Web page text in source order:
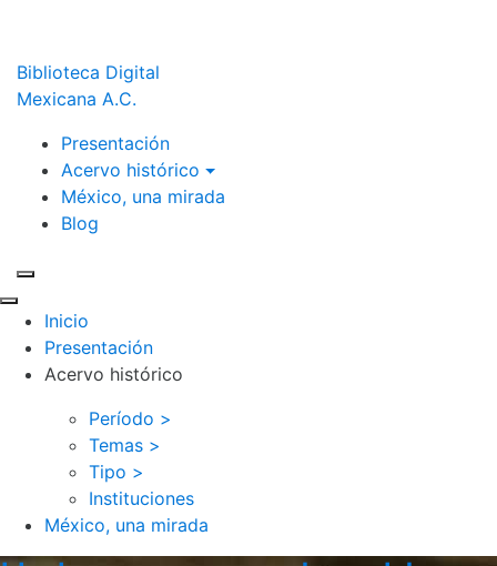
Biblioteca Digital
Mexicana A.C.
Presentación
Acervo histórico
México, una mirada
Blog
Inicio
Presentación
Acervo histórico
Período >
Temas >
Tipo >
Instituciones
México, una mirada